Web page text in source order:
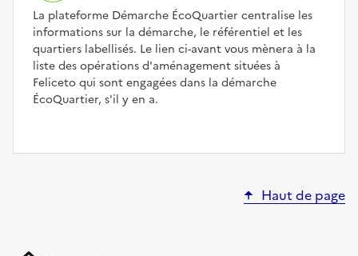
La plateforme Démarche ÉcoQuartier centralise les
informations sur la démarche, le référentiel et les
quartiers labellisés. Le lien ci-avant vous mènera à la
liste des opérations d'aménagement situées à
Feliceto qui sont engagées dans la démarche
ÉcoQuartier, s'il y en a.
Haut de page